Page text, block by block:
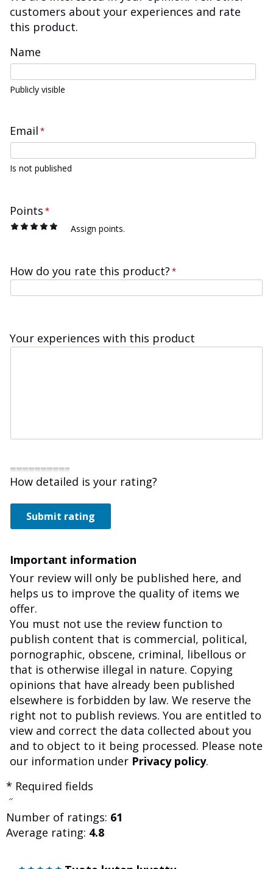
customers about your experiences and rate
this product.
Name
Publicly visible
Email *
Is not published
Points *
1 2 3 4 5 Assign points.
How do you rate this product? *
Your experiences with this product
How detailed is your rating?
Submit rating
Important information
Your review will only be published here, and
helps us to improve the quality of items we
offer.
You must not use the review function to
publish content that is commercial, political,
pornographic, obscene, criminal, libellous or
that is otherwise illegal in nature. Copying
opinions that have already been published
elsewhere is forbidden by law. We reserve the
right not to publish reviews. You are entitled to
view and correct the data collected about you
and to object to it being processed. Please note
our information under Privacy policy.
* Required fields
Number of ratings: 61
Average rating: 4.8